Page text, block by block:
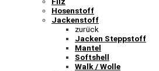
Hosenstoff
Jackenstoff
zurück
Jacken Steppstoff
Mantel
Softshell
Walk / Wolle